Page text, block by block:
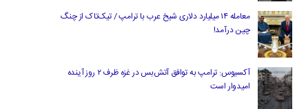
معامله ۱۴ میلیارد دلاری شیخ عرب با ترامپ / تیک‌تاک از چنگ
چین درآمد!
آکسیوس: ترامپ به توافق آتش‌بس در غزه ظرف ۲ روز آینده
امیدوار است